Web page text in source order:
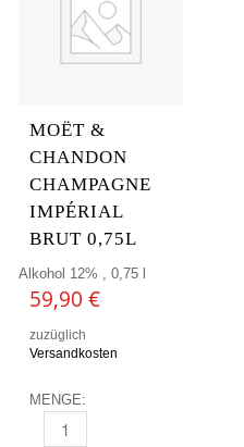
MOËT &
CHANDON
CHAMPAGNE
IMPÉRIAL
BRUT 0,75L
Alkohol 12% , 0,75 l
59,90 €
zuzüglich
Versandkosten
MENGE:
MOËT & CHANDON